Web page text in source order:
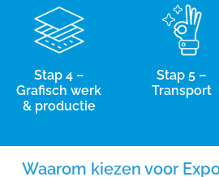
Stap 4 –
Grafisch werk
& productie
Stap 5 –
Transport
Waarom kiezen voor